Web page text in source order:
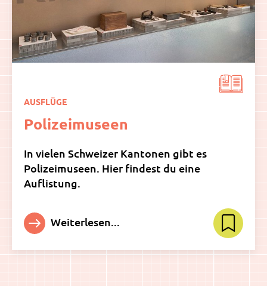
AUSFLÜGE
Polizeimuseen
In vielen Schweizer Kantonen gibt es
Polizeimuseen. Hier findest du eine
Auflistung.
Weiterlesen...